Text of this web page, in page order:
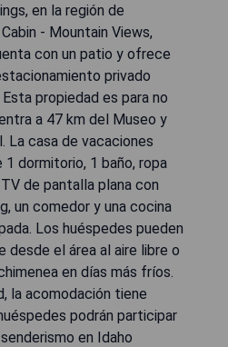
en la región de
- Mountain Views,
con un patio y ofrece
privado
propiedad es para no
a 47 km del Museo y
La casa de vacaciones
dormitorio, 1 baño, ropa
de pantalla plana con
un comedor y una cocina
Los huéspedes pueden
desde el área al aire libre o
en días más fríos.
la acomodación tiene
podrán participar
en Idaho